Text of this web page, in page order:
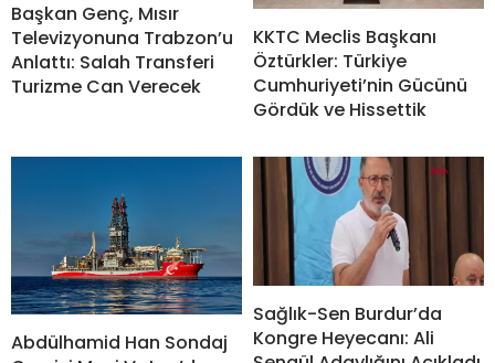
Başkan Genç, Mısır
Televizyonuna Trabzon’u
Anlattı: Salah Transferi
Turizme Can Verecek
KKTC Meclis Başkanı
Öztürkler: Türkiye
Cumhuriyeti’nin Gücünü
Gördük ve Hissettik
Abdülhamid Han Sondaj
Sağlık-Sen Burdur’da
Kongre Heyecanı: Ali